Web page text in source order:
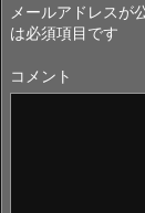
メールアドレスが
は必須項目です
コメント